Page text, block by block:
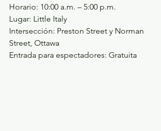
Horario: 10:00 a.m. – 5:00 p.m.
Lugar: Little Italy
Intersección: Preston Street y Norman
Street, Ottawa
Entrada para espectadores: Gratuita